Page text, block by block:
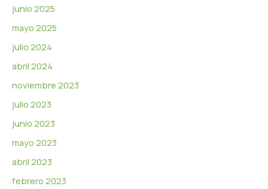
junio 2025
mayo 2025
julio 2024
abril 2024
noviembre 2023
julio 2023
junio 2023
mayo 2023
abril 2023
febrero 2023